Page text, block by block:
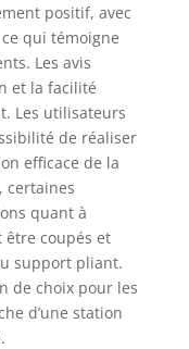
il suffit de
matériau
joints
glisser la
des rails
3 ans de
Dremel : 2
1 an
en
votre outil
MyDremel.
Dremel
: fait partie
d'outils de
positif, avec
qui témoigne
Les avis
et la facilité
Les utilisateurs
de réaliser
efficace de la
certaines
quant à
être coupés et
support pliant.
de choix pour les
d’une station